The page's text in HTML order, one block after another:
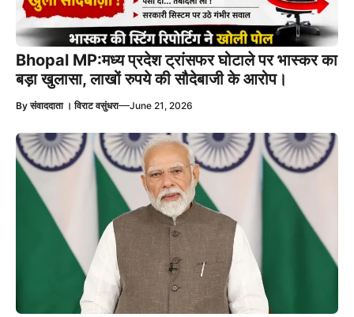
Bhopal MP:मध्य प्रदेश ट्रांसफर घोटाले पर भास्कर का
बड़ा खुलासा, लाखों रुपये की सौदेबाजी के आरोप।
Byसंवाददाता । विराट वसुंधरा—June 21, 2026